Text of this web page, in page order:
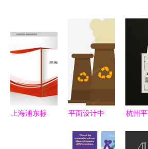
上海浦东标
平面设计中
咖啡色污染
杭州
面构